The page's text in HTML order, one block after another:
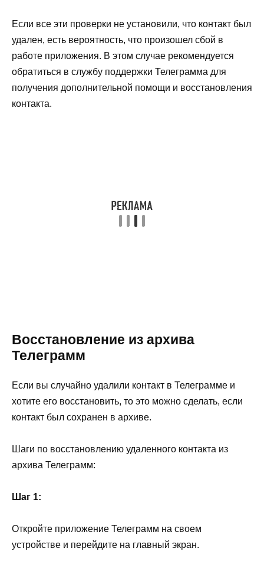
Если все эти проверки не установили, что контакт был
удален, есть вероятность, что произошел сбой в
работе приложения. В этом случае рекомендуется
обратиться в службу поддержки Телеграмма для
получения дополнительной помощи и восстановления
контакта.
Восстановление из архива
Телеграмм
Если вы случайно удалили контакт в Телеграмме и
хотите его восстановить, то это можно сделать, если
контакт был сохранен в архиве.
Шаги по восстановлению удаленного контакта из
архива Телеграмм:
Шаг 1:
Откройте приложение Телеграмм на своем
устройстве и перейдите на главный экран.